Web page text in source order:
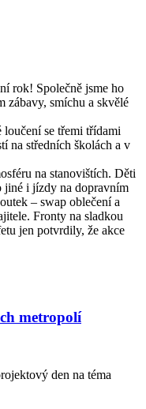
rok! Společně jsme ho
zábavy, smíchu a skvělé
se třemi třídami
na středních školách a v
na stanovištích. Děti
jiné i jízdy na dopravním
– swap oblečení a
Fronty na sladkou
jen potvrdily, že akce
metropolí
den na téma